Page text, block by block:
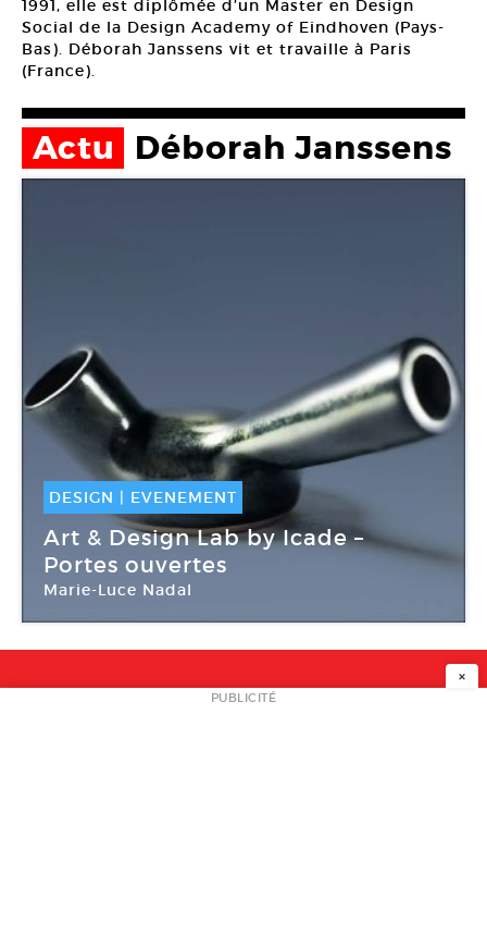
1991, elle est diplômée d’un Master en Design
Social de la Design Academy of Eindhoven (Pays-
Bas). Déborah Janssens vit et travaille à Paris
(France).
Actu Déborah Janssens
DESIGN | EVENEMENT
13 Avr -14 Avr 2019
Art & Design Lab by Icade –
Portes ouvertes
Marie-Luce Nadal
NEWSLETTER
×
PUBLICITÉ